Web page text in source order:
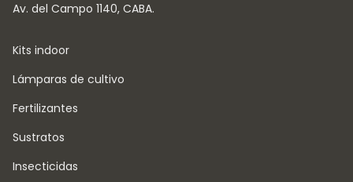
Av. del Campo 1140, CABA.
Kits indoor
Lámparas de cultivo
Fertilizantes
Sustratos
Insecticidas